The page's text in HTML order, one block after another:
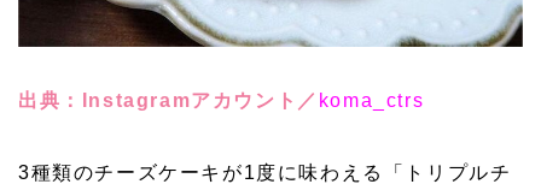
出典：Instagramアカウント／ koma_ctrs
3種類のチーズケーキが1度に味わえる「トリプルチ